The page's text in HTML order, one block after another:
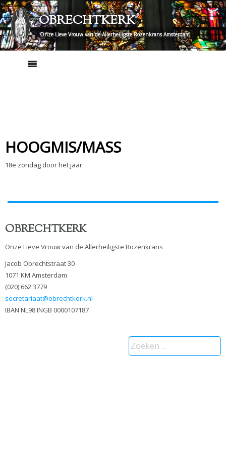
Skip
to
content
OBRECHTKERK
Onze Lieve Vrouw van de Allerheiligste Rozenkrans Amsterdam
HOOGMIS/MASS
18e zondag door het jaar
OBRECHTKERK
Onze Lieve Vrouw van de Allerheiligste Rozenkrans
Jacob Obrechtstraat 30
1071 KM Amsterdam
(020) 662 3779
secretariaat@obrechtkerk.nl
IBAN NL98 INGB 0000107187
Zoeken
naar: